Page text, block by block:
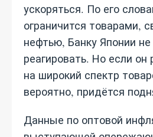
ускоряться. По его
ограничится товарами,
нефтью, Банку Японии не
реагировать. Но если он
на широкий спектр
вероятно, придётся
Данные по оптовой